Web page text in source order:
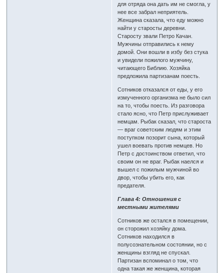
для отряда она дать им не смогла, у
нее все забрал неприятель.
Женщина сказала, что еду можно
найти у старосты деревни.
Старосту звали Петро Качан.
Мужчины отправились к нему
домой. Они вошли в избу без стука
и увидели пожилого мужчину,
читающего Библию. Хозяйка
предложила партизанам поесть.
Сотников отказался от еды, у его
измученного организма не было сил
на то, чтобы поесть. Из разговора
стало ясно, что Петр прислуживает
немцам. Рыбак сказал, что староста
— враг советским людям и этим
поступком позорит сына, который
ушел воевать против немцев. Но
Петр с достоинством ответил, что
своим он не враг. Рыбак наелся и
вышел с пожилым мужчиной во
двор, чтобы убить его, как
предателя.
Глава 4: Отношения с
местными жителями
Сотников же остался в помещении,
он сторожил хозяйку дома.
Сотников находился в
полусознательном состоянии, но с
женщины взгляд не спускал.
Партизан вспоминал о том, что
одна такая же женщина, которая